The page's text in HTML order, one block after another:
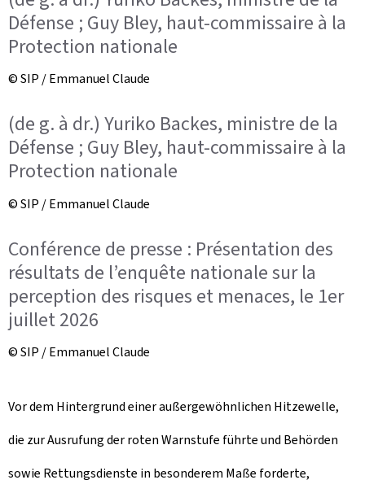
Défense ; Guy Bley, haut-commissaire à la
Protection nationale
© SIP / Emmanuel Claude
(de g. à dr.) Yuriko Backes, ministre de la
Défense ; Guy Bley, haut-commissaire à la
Protection nationale
© SIP / Emmanuel Claude
Conférence de presse : Présentation des
résultats de l’enquête nationale sur la
perception des risques et menaces, le 1er
juillet 2026
© SIP / Emmanuel Claude
Vor dem Hintergrund einer außergewöhnlichen Hitzewelle,
die zur Ausrufung der roten Warnstufe führte und Behörden
sowie Rettungsdienste in besonderem Maße forderte,